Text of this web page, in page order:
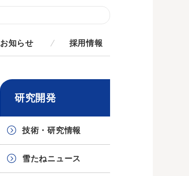
お知らせ 採用情報
研究開発
技術・研究情報
雪たねニュース